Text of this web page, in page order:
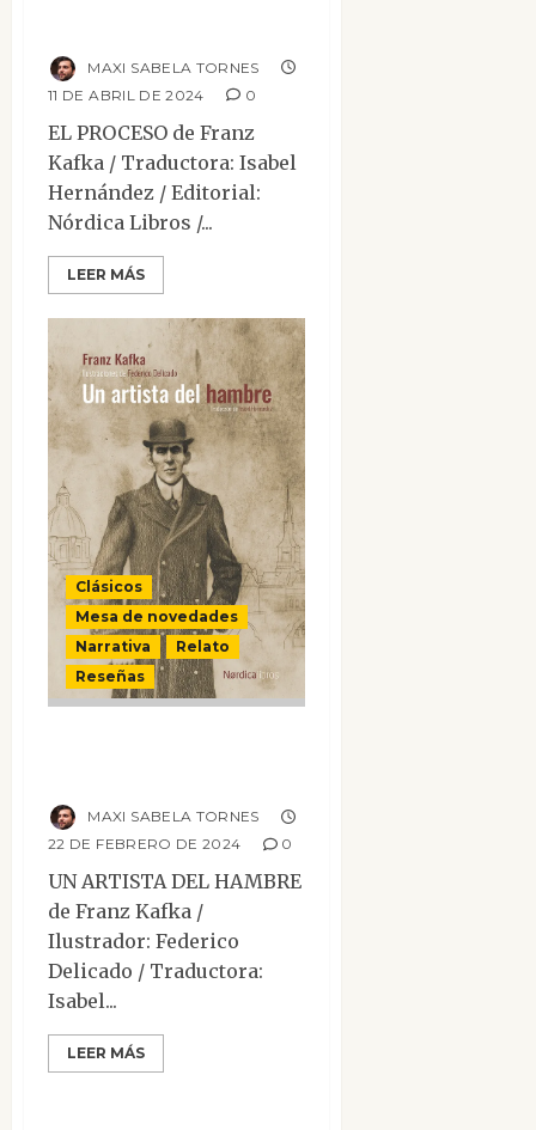
MAXI SABELA TORNES
11 DE ABRIL DE 2024
0
EL PROCESO de Franz
Kafka / Traductora: Isabel
Hernández / Editorial:
Nórdica Libros /...
LEER MÁS
Clásicos
Mesa de novedades
Narrativa
Relato
Reseñas
MAXI SABELA TORNES
22 DE FEBRERO DE 2024
0
UN ARTISTA DEL HAMBRE
de Franz Kafka /
Ilustrador: Federico
Delicado / Traductora:
Isabel...
LEER MÁS
Ensayo
Mesa de novedades